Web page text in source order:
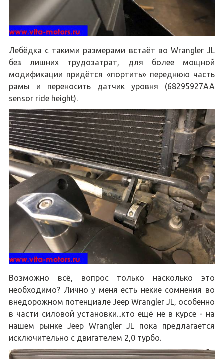
Лебёдка с такими размерами встаёт во Wrangler JL
без лишних трудозатрат, для более мощной
модификации придётся «портить» переднюю часть
рамы и переносить датчик уровня (68295927AA
sensor ride height).
Возможно всё, вопрос только насколько это
необходимо? Лично у меня есть некие сомнения во
внедорожном потенциале Jeep Wrangler JL, особенно
в части силовой установки...кто ещё не в курсе - на
нашем рынке Jeep Wrangler JL пока предлагается
исключительно с двигателем 2,0 турбо.